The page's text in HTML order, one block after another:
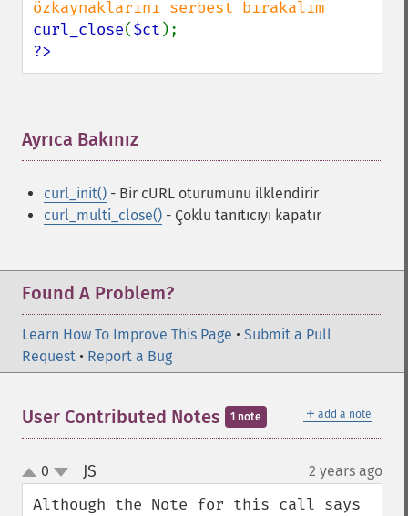
curl_close($ct
?>
Ayrıca Bakınız
curl_init() - Bir cURL oturumunu ilklendirir
curl_multi_close() - Çoklu tanıtıcıyı kapatır
Found A Problem?
Learn How To Improve This Page • Submit a Pull
Request • Report a Bug
＋ add a note
User Contributed Notes 1 note
up
down
0 JS 2 years ago
Although the Note for this call says